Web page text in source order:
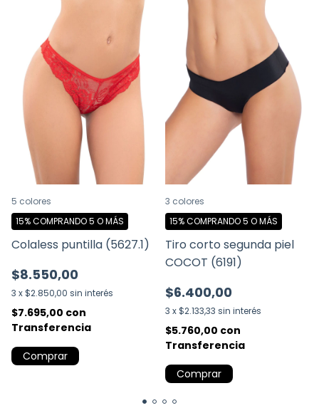
Colaless puntilla (5627.1)
$8.550,00
3 x $2.850,00 sin interés
15%COMPRANDO 5 O MÁS
$7.695,00 con
Transferencia
5 colores
Comprar
Tiro corto segunda piel
COCOT (6191)
$6.400,00
3 x $2.133,33 sin interés
15%COMPRANDO 5 O MÁS
$5.760,00 con
Transferencia
3 colores
Comprar